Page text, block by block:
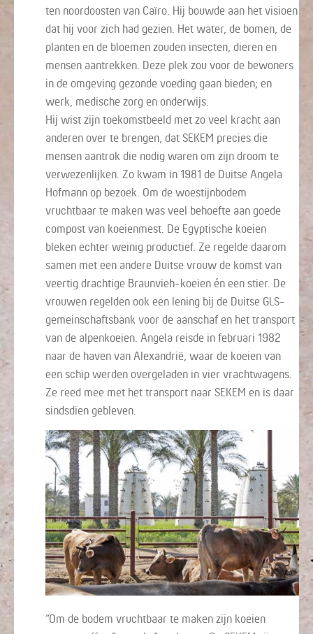
ten noordoosten van Caïro. Hij bouwde aan het visioen
dat hij voor zich had gezien. Het water, de bomen, de
planten en de bloemen zouden insecten, dieren en
mensen aantrekken. Deze plek zou voor de bewoners
in de omgeving gezonde voeding gaan bieden; en
werk, medische zorg en onderwijs.
Hij wist zijn toekomstbeeld met zo veel kracht aan
anderen over te brengen, dat SEKEM precies die
mensen aantrok die nodig waren om zijn droom te
verwezenlijken. Zo kwam in 1981 de Duitse Angela
Hofmann op bezoek. Om de woestijnbodem
vruchtbaar te maken was veel behoefte aan goede
compost van koeienmest. De Egyptische koeien
bleken echter weinig productief. Ze regelde daarom
samen met een andere Duitse vrouw de komst van
veertig drachtige Braunvieh-koeien én een stier. De
vrouwen regelden ook een lening bij de Duitse GLS-
gemeinschaftsbank voor de aanschaf en het transport
van de alpenkoeien. Angela reisde in februari 1982
naar de haven van Alexandrië, waar de koeien van
een schip werden overgeladen in vier vrachtwagens.
Ze reed mee met het transport naar SEKEM en is daar
sindsdien gebleven.
“Om de bodem vruchtbaar te maken zijn koeien